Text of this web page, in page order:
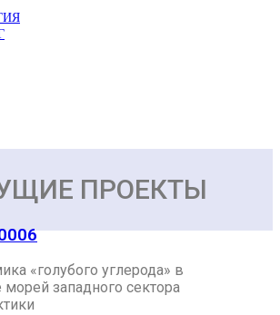
ПРОЕКТЫ
«голубого углерода» в
западного сектора